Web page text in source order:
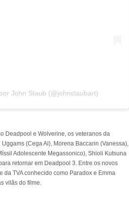
John Staub (@johnstaubart)
Deadpool e Wolverine, os veteranos da
(Cega Al), Morena Baccarin (Vanessa),
Adolescente Megassonico), Shioli Kutsuna
retornar em Deadpool 3. Entre os novos
da TVA conhecido como Paradox e Emma
vilãs do filme.